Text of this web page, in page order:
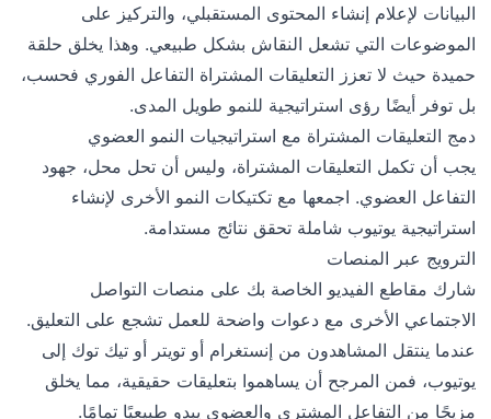
البيانات لإعلام إنشاء المحتوى المستقبلي، والتركيز على
الموضوعات التي تشعل النقاش بشكل طبيعي. وهذا يخلق حلقة
حميدة حيث لا تعزز التعليقات المشتراة التفاعل الفوري فحسب،
بل توفر أيضًا رؤى استراتيجية للنمو طويل المدى.
دمج التعليقات المشتراة مع استراتيجيات النمو العضوي
يجب أن تكمل التعليقات المشتراة، وليس أن تحل محل، جهود
التفاعل العضوي. اجمعها مع تكتيكات النمو الأخرى لإنشاء
استراتيجية يوتيوب شاملة تحقق نتائج مستدامة.
الترويج عبر المنصات
شارك مقاطع الفيديو الخاصة بك على منصات التواصل
الاجتماعي الأخرى مع دعوات واضحة للعمل تشجع على التعليق.
عندما ينتقل المشاهدون من إنستغرام أو تويتر أو تيك توك إلى
يوتيوب، فمن المرجح أن يساهموا بتعليقات حقيقية، مما يخلق
مزيجًا من التفاعل المشترى والعضوي يبدو طبيعيًا تمامًا.